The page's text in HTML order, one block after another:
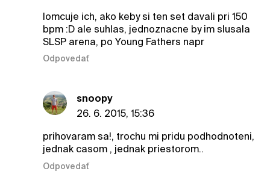
lomcuje ich, ako keby si ten set davali pri 150
bpm :D ale suhlas, jednoznacne by im slusala
SLSP arena, po Young Fathers napr
Odpovedať
snoopy
26. 6. 2015, 15:36
prihovaram sa!, trochu mi pridu podhodnoteni,
jednak casom , jednak priestorom..
Odpovedať